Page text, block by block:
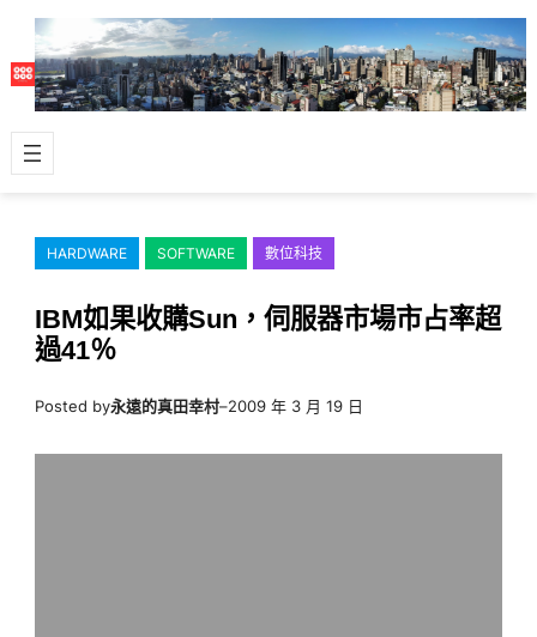
主
容
HARDWARE SOFTWARE 數位科技
IBM如果收購Sun，伺服器市場市占率超
過41％
Posted by永遠的真田幸村–2009 年 3 月 19 日